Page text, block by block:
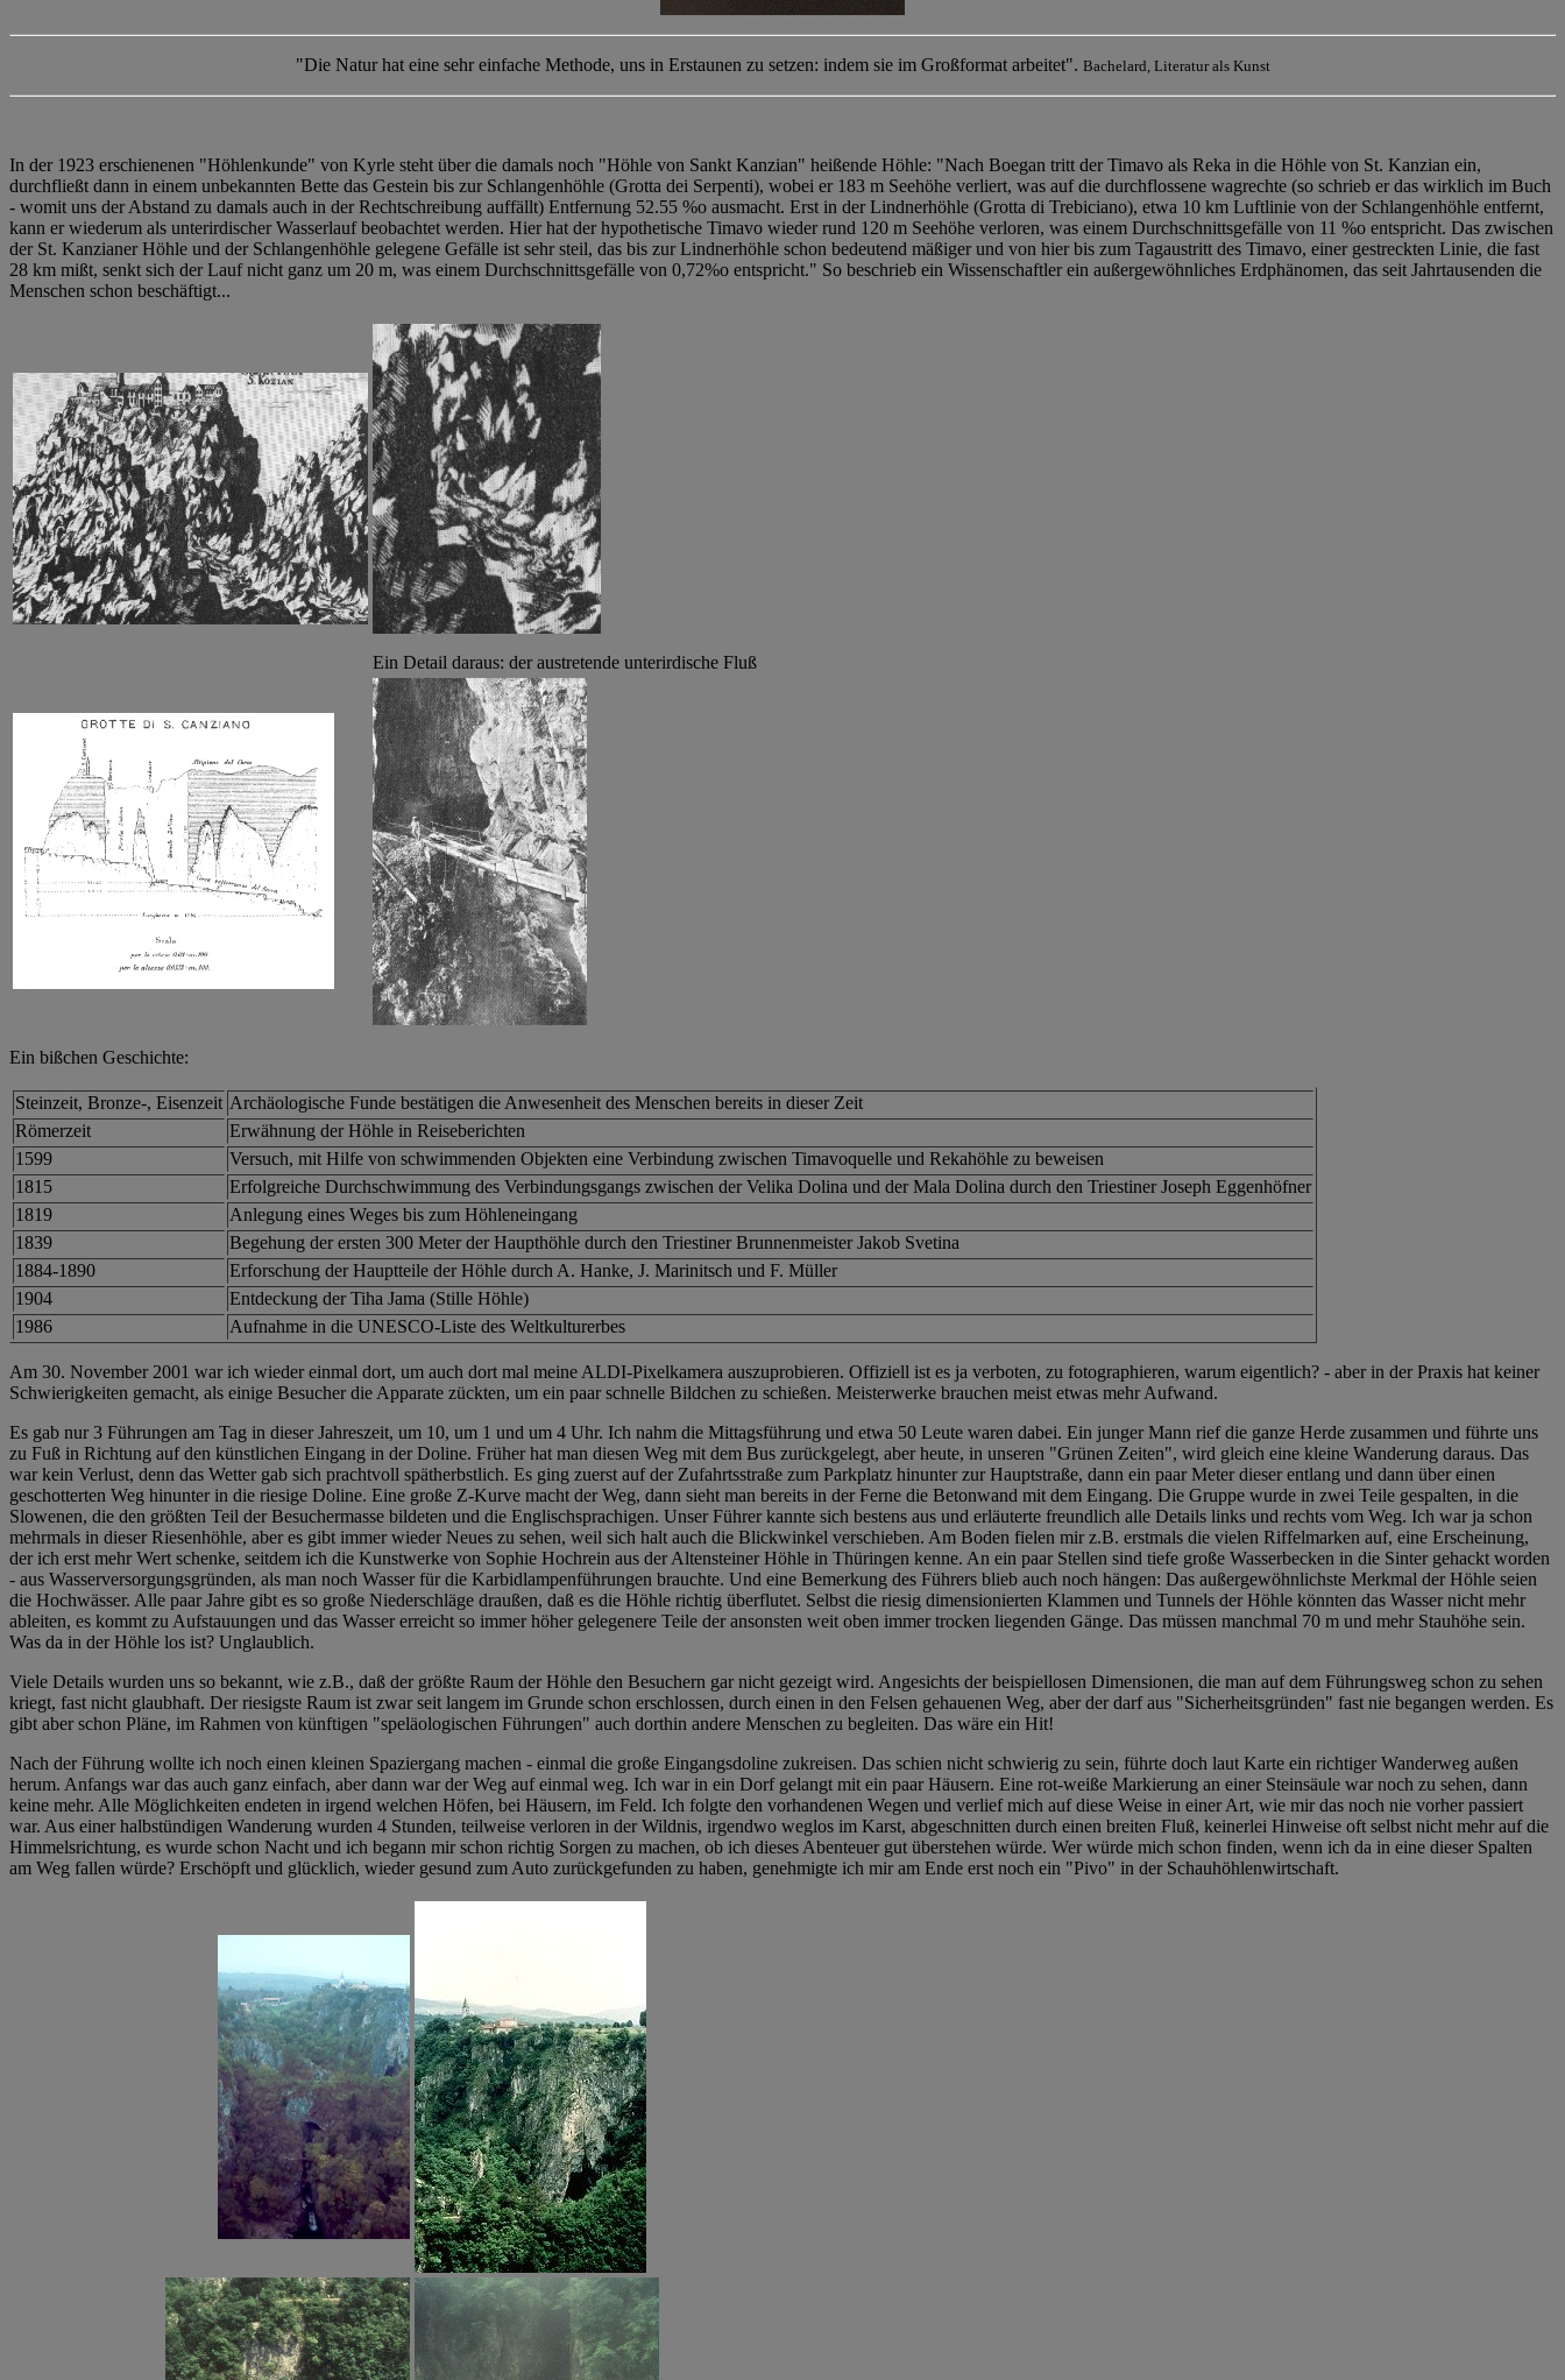
"Die Natur hat eine sehr einfache Methode, uns in Erstaunen zu setzen: indem sie im Großformat arbeitet". Bachelard, Literatur als Kunst
In der 1923 erschienenen "Höhlenkunde" von Kyrle steht über die damals noch "Höhle von Sankt Kanzian" heißende Höhle: "Nach Boegan tritt der Timavo als Reka in die Höhle von St. Kanzian ein,
durchfließt dann in einem unbekannten Bette das Gestein bis zur Schlangenhöhle (Grotta dei Serpenti), wobei er 183 m Seehöhe verliert, was auf die durchflossene wagrechte (so schrieb er das wirklich im Buch
- womit uns der Abstand zu damals auch in der Rechtschreibung auffällt) Entfernung 52.55 %o ausmacht. Erst in der Lindnerhöhle (Grotta di Trebiciano), etwa 10 km Luftlinie von der Schlangenhöhle entfernt,
kann er wiederum als unterirdischer Wasserlauf beobachtet werden. Hier hat der hypothetische Timavo wieder rund 120 m Seehöhe verloren, was einem Durchschnittsgefälle von 11 %o entspricht. Das zwischen
der St. Kanzianer Höhle und der Schlangenhöhle gelegene Gefälle ist sehr steil, das bis zur Lindnerhöhle schon bedeutend mäßiger und von hier bis zum Tagaustritt des Timavo, einer gestreckten Linie, die fast
28 km mißt, senkt sich der Lauf nicht ganz um 20 m, was einem Durchschnittsgefälle von 0,72%o entspricht." So beschrieb ein Wissenschaftler ein außergewöhnliches Erdphänomen, das seit Jahrtausenden die
Menschen schon beschäftigt...
Ein Detail daraus: der austretende unterirdische Fluß
Ein bißchen Geschichte:
Steinzeit, Bronze-, Eisenzeit Archäologische Funde bestätigen die Anwesenheit des Menschen bereits in dieser Zeit
Römerzeit
Erwähnung der Höhle in Reiseberichten
1599
Versuch, mit Hilfe von schwimmenden Objekten eine Verbindung zwischen Timavoquelle und Rekahöhle zu beweisen
1815
Erfolgreiche Durchschwimmung des Verbindungsgangs zwischen der Velika Dolina und der Mala Dolina durch den Triestiner Joseph Eggenhöfner
1819
Anlegung eines Weges bis zum Höhleneingang
1839
Begehung der ersten 300 Meter der Haupthöhle durch den Triestiner Brunnenmeister Jakob Svetina
1884-1890
Erforschung der Hauptteile der Höhle durch A. Hanke, J. Marinitsch und F. Müller
1904
Entdeckung der Tiha Jama (Stille Höhle)
1986
Aufnahme in die UNESCO-Liste des Weltkulturerbes
Am 30. November 2001 war ich wieder einmal dort, um auch dort mal meine ALDI-Pixelkamera auszuprobieren. Offiziell ist es ja verboten, zu fotographieren, warum eigentlich? - aber in der Praxis hat keiner
Schwierigkeiten gemacht, als einige Besucher die Apparate zückten, um ein paar schnelle Bildchen zu schießen. Meisterwerke brauchen meist etwas mehr Aufwand.
Es gab nur 3 Führungen am Tag in dieser Jahreszeit, um 10, um 1 und um 4 Uhr. Ich nahm die Mittagsführung und etwa 50 Leute waren dabei. Ein junger Mann rief die ganze Herde zusammen und führte uns
zu Fuß in Richtung auf den künstlichen Eingang in der Doline. Früher hat man diesen Weg mit dem Bus zurückgelegt, aber heute, in unseren "Grünen Zeiten", wird gleich eine kleine Wanderung daraus. Das
war kein Verlust, denn das Wetter gab sich prachtvoll spätherbstlich. Es ging zuerst auf der Zufahrtsstraße zum Parkplatz hinunter zur Hauptstraße, dann ein paar Meter dieser entlang und dann über einen
geschotterten Weg hinunter in die riesige Doline. Eine große Z-Kurve macht der Weg, dann sieht man bereits in der Ferne die Betonwand mit dem Eingang. Die Gruppe wurde in zwei Teile gespalten, in die
Slowenen, die den größten Teil der Besuchermasse bildeten und die Englischsprachigen. Unser Führer kannte sich bestens aus und erläuterte freundlich alle Details links und rechts vom Weg. Ich war ja schon
mehrmals in dieser Riesenhöhle, aber es gibt immer wieder Neues zu sehen, weil sich halt auch die Blickwinkel verschieben. Am Boden fielen mir z.B. erstmals die vielen Riffelmarken auf, eine Erscheinung,
der ich erst mehr Wert schenke, seitdem ich die Kunstwerke von Sophie Hochrein aus der Altensteiner Höhle in Thüringen kenne. An ein paar Stellen sind tiefe große Wasserbecken in die Sinter gehackt worden
- aus Wasserversorgungsgründen, als man noch Wasser für die Karbidlampenführungen brauchte. Und eine Bemerkung des Führers blieb auch noch hängen: Das außergewöhnlichste Merkmal der Höhle seien
die Hochwässer. Alle paar Jahre gibt es so große Niederschläge draußen, daß es die Höhle richtig überflutet. Selbst die riesig dimensionierten Klammen und Tunnels der Höhle könnten das Wasser nicht mehr
ableiten, es kommt zu Aufstauungen und das Wasser erreicht so immer höher gelegenere Teile der ansonsten weit oben immer trocken liegenden Gänge. Das müssen manchmal 70 m und mehr Stauhöhe sein.
Was da in der Höhle los ist? Unglaublich.
Viele Details wurden uns so bekannt, wie z.B., daß der größte Raum der Höhle den Besuchern gar nicht gezeigt wird. Angesichts der beispiellosen Dimensionen, die man auf dem Führungsweg schon zu sehen
kriegt, fast nicht glaubhaft. Der riesigste Raum ist zwar seit langem im Grunde schon erschlossen, durch einen in den Felsen gehauenen Weg, aber der darf aus "Sicherheitsgründen" fast nie begangen werden. Es
gibt aber schon Pläne, im Rahmen von künftigen "speläologischen Führungen" auch dorthin andere Menschen zu begleiten. Das wäre ein Hit!
Nach der Führung wollte ich noch einen kleinen Spaziergang machen - einmal die große Eingangsdoline zukreisen. Das schien nicht schwierig zu sein, führte doch laut Karte ein richtiger Wanderweg außen
herum. Anfangs war das auch ganz einfach, aber dann war der Weg auf einmal weg. Ich war in ein Dorf gelangt mit ein paar Häusern. Eine rot-weiße Markierung an einer Steinsäule war noch zu sehen, dann
keine mehr. Alle Möglichkeiten endeten in irgend welchen Höfen, bei Häusern, im Feld. Ich folgte den vorhandenen Wegen und verlief mich auf diese Weise in einer Art, wie mir das noch nie vorher passiert
war. Aus einer halbstündigen Wanderung wurden 4 Stunden, teilweise verloren in der Wildnis, irgendwo weglos im Karst, abgeschnitten durch einen breiten Fluß, keinerlei Hinweise oft selbst nicht mehr auf die
Himmelsrichtung, es wurde schon Nacht und ich begann mir schon richtig Sorgen zu machen, ob ich dieses Abenteuer gut überstehen würde. Wer würde mich schon finden, wenn ich da in eine dieser Spalten
am Weg fallen würde? Erschöpft und glücklich, wieder gesund zum Auto zurückgefunden zu haben, genehmigte ich mir am Ende erst noch ein "Pivo" in der Schauhöhlenwirtschaft.